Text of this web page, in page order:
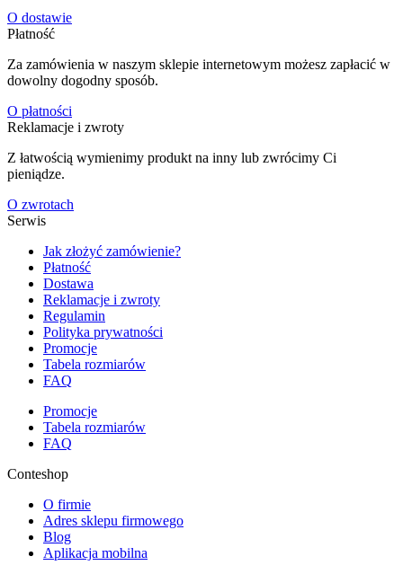
O dostawie
Płatność
Za zamówienia w naszym sklepie internetowym możesz zapłacić w
dowolny dogodny sposób.
O płatności
Reklamacje i zwroty
Z łatwością wymienimy produkt na inny lub zwrócimy Ci
pieniądze.
O zwrotach
Serwis
Jak złożyć zamówienie?
Płatność
Dostawa
Reklamacje i zwroty
Regulamin
Polityka prywatności
Promocje
Tabela rozmiarów
FAQ
Promocje
Tabela rozmiarów
FAQ
Conteshop
O firmie
Adres sklepu firmowego
Blog
Aplikacja mobilna